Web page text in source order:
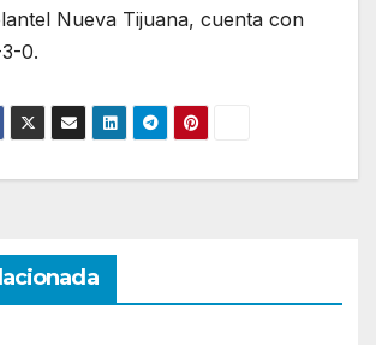
Nueva Tijuana, cuenta con
0.